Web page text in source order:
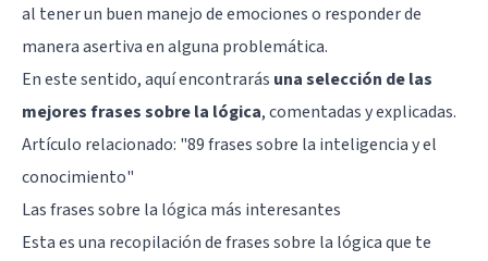
al tener un buen manejo de emociones o responder de
manera asertiva en alguna problemática.
En este sentido, aquí encontrarás una selección de las
mejores frases sobre la lógica, comentadas y explicadas.
Artículo relacionado: "89 frases sobre la inteligencia y el
conocimiento"
Las frases sobre la lógica más interesantes
Esta es una recopilación de frases sobre la lógica que te